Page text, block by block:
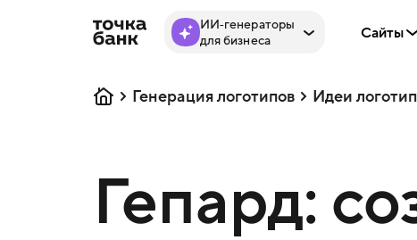
ИИ‑генераторы
для бизнеса
Сайты
Генерация логотипов Идеи
Гепард: